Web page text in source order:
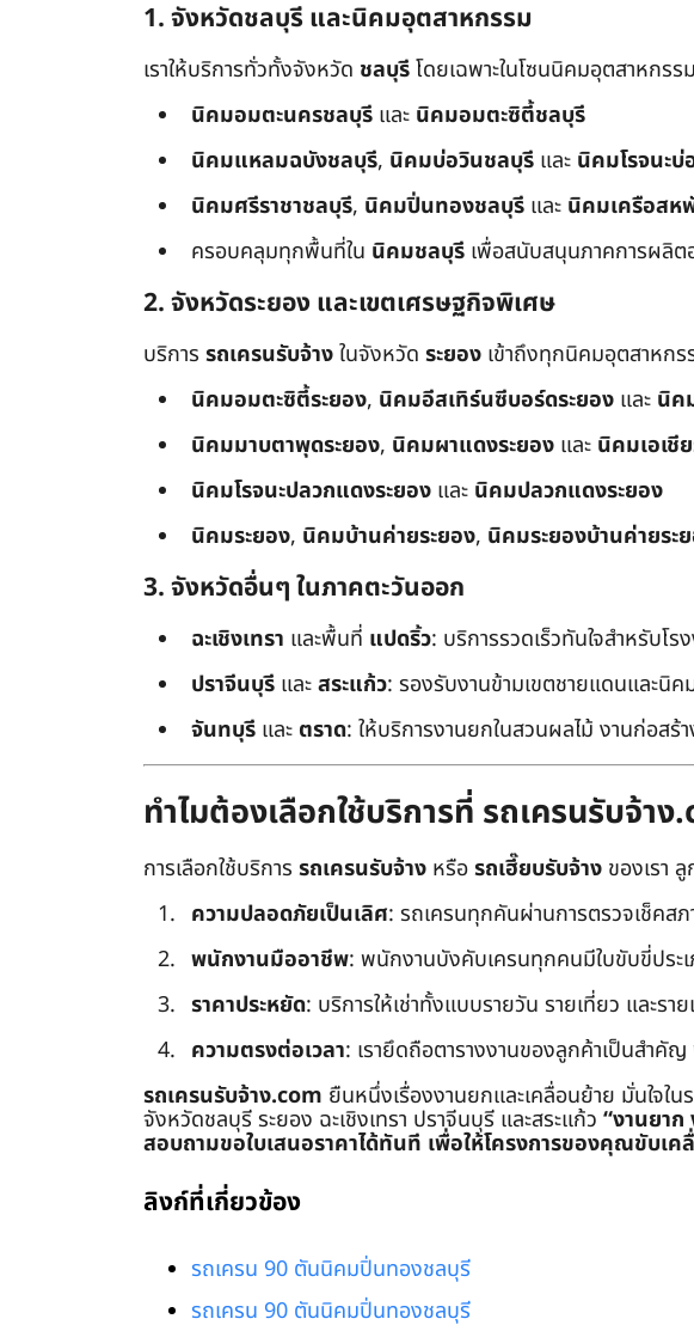
1. จังหวัดชลบุรี และนิคมอุตสาหกรรม
เราให้บริการทั่วทั้งจังหวัด ชลบุรีโดยเฉพาะในโซนนิคมอุตสาหกร
นิคมอมตะนครชลบุรี และ นิคมอมตะซิตี้ชลบุรี
นิคมแหลมฉบังชลบุรี, นิคมบ่อวินชลบุรี และ นิคมโรจนะ
นิคมศรีราชาชลบุรี, นิคมปิ่นทองชลบุรี และ นิคมเครือส
ครอบคลุมทุกพื้นที่ใน นิคมชลบุรี เพื่อสนับสนุนภาคการผลิต
2. จังหวัดระยอง และเขตเศรษฐกิจพิเศษ
บริการ รถเครนรับจ้างในจังหวัด ระยอง เข้าถึงทุกนิคมอุตสาหกร
นิคมอมตะซิตี้ระยอง, นิคมอีสเทิร์นซีบอร์ดระยอง และ นิค
นิคมมาบตาพุดระยอง, นิคมผาแดงระยอง และ นิคมเอเชี
นิคมโรจนะปลวกแดงระยอง และ นิคมปลวกแดงระยอง
นิคมระยอง, นิคมบ้านค่ายระยอง, นิคมระยองบ้านค่ายระ
3. จังหวัดอื่นๆ ในภาคตะวันออก
ฉะเชิงเทรา และพื้นที่ แปดริ้ว: บริการรวดเร็วทันใจสำหรับโร
ปราจีนบุรี และสระแก้ว: รองรับงานข้ามเขตชายแดนและนิ
จันทบุรี และ ตราด: ให้บริการงานยกในสวนผลไม้ งานก่อสร้า
ทำไมต้องเลือกใช้บริการที่ รถเครนรับจ้าง
การเลือกใช้บริการ รถเครนรับจ้าง หรือรถเฮี๊ยบรับจ้าง ของเรา
ความปลอดภัยเป็นเลิศ: รถเครนทุกคันผ่านการตรวจเช็คส
พนักงานมืออาชีพ: พนักงานบังคับเครนทุกคนมีใบขับขี่ปร
ราคาประหยัด: บริการให้เช่าทั้งแบบรายวัน รายเที่ยว และรา
ความตรงต่อเวลา: เรายึดถือตารางงานของลูกค้าเป็นสำคั
รถเครนรับจ้าง.com ยืนหนึ่งเรื่องงานยกและเคลื่อนย้าย มั่นใจ
จังหวัดชลบุรี ระยอง ฉะเชิงเทรา ปราจีนบุรี และสระแก้ว “งานยาก
สอบถามขอใบเสนอราคาได้ทันที เพื่อให้โครงการของคุณขับเค
ลิงก์ที่เกี่ยวข้อง
รถเครน 90 ตันนิคมปิ่นทองชลบุรี
รถเครน 90 ตันนิคมปิ่นทองชลบุรี